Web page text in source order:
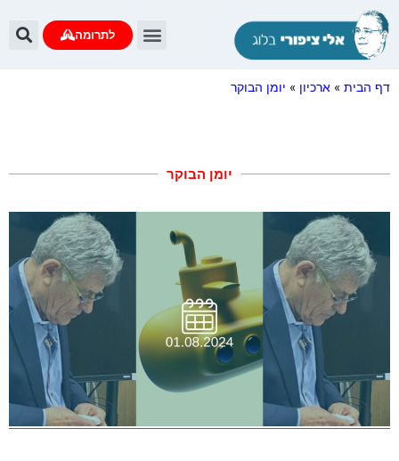
לתרומה
דף הבית » ארכיון » יומן הבוקר
יומן הבוקר